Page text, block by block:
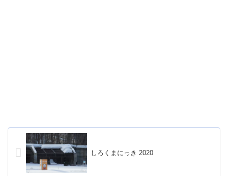
しろくまにっき 2020